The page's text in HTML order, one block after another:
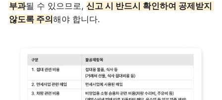
부과될 수 있으므로, 신고 시 반드시 확인하여 공제받지
않도록 주의 해야 합니다.